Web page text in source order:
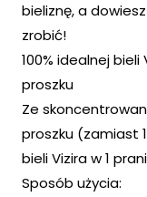
bieliznę, a
zrobić!
100% idealnej
proszku
Ze
proszku (zamiast
bieli Vizira w 1
Sposób użycia: